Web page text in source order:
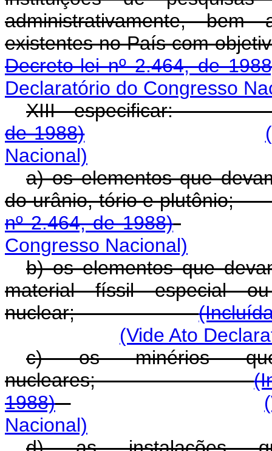
administrativamente,
existentes no País
Decreto-lei nº 2.464, de
Declaratório do Congresso
XIII -
de 1988)
Nacional)
a) os elementos que
do urânio, tório e
nº 2.464, de 1988)
Congresso Nacional)
b) os elementos que
material físsil especial
nuclear;
(Vide Ato
c) os minérios
nucleares;
1988)
Nacional)